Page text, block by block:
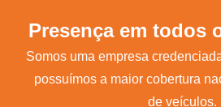
Presença em todos
Somos uma empresa
possuímos a maior cobertura
de veículos.